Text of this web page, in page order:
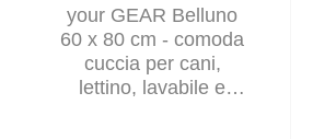
your GEAR Belluno
60 x 80 cm - comoda
cuccia per cani,
lettino, lavabile e